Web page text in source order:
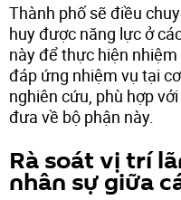
Thành phố sẽ điều
huy được năng lực ở
này để thực hiện
đáp ứng nhiệm vụ tại
nghiên cứu, phù hợp
đưa về bộ phận này.
Rà soát vị trí
nhân sự giữa